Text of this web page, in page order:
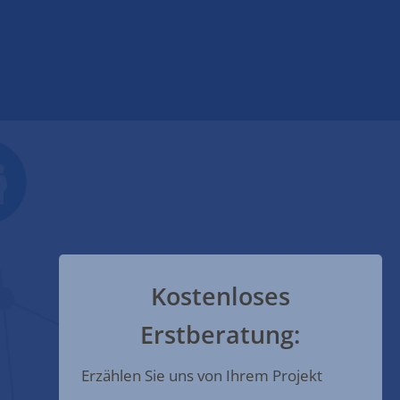
Kostenloses
Erstberatung:
Erzählen Sie uns von Ihrem Projekt